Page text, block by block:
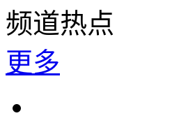
频道热点
更多